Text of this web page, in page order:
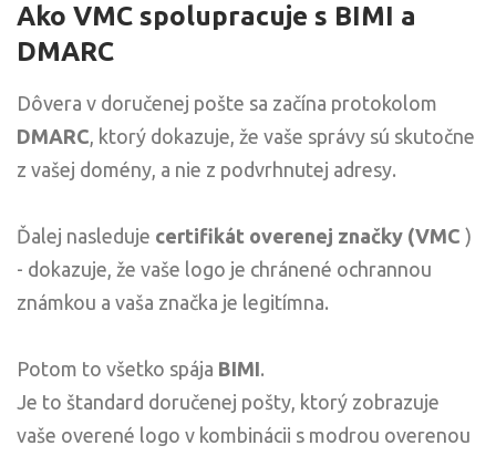
Ako VMC spolupracuje s BIMI a
DMARC
Dôvera v doručenej pošte sa začína protokolom
DMARC, ktorý dokazuje, že vaše správy sú skutočne
z vašej domény, a nie z podvrhnutej adresy.
Ďalej nasleduje certifikát overenej značky (VMC )
- dokazuje, že vaše logo je chránené ochrannou
známkou a vaša značka je legitímna.
Potom to všetko spája BIMI.
Je to štandard doručenej pošty, ktorý zobrazuje
vaše overené logo v kombinácii s modrou overenou